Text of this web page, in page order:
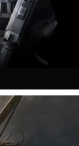
hogy szerinte melyek